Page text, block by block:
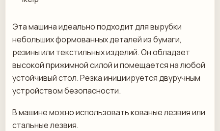
Эта машина идеально подходит для вырубки
небольших формованных деталей из бумаги,
резины или текстильных изделий. Он обладает
высокой прижимной силой и помещается на любой
устойчивый стол. Резка инициируется двуручным
устройством безопасности.
В машине можно использовать кованые лезвия или
стальные лезвия.